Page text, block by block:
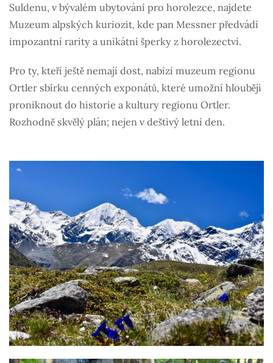
Suldenu, v bývalém ubytování pro horolezce, najdete
Muzeum alpských kuriozit, kde pan Messner předvádí
impozantní rarity a unikátní šperky z horolezectví.
Pro ty, kteří ještě nemají dost, nabízí muzeum regionu
Ortler sbírku cenných exponátů, které umožní hlouběji
proniknout do historie a kultury regionu Ortler.
Rozhodně skvělý plán; nejen v deštivý letní den.